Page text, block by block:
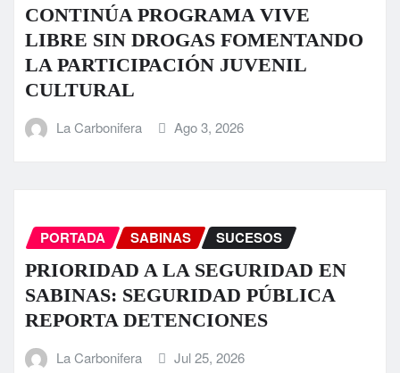
CONTINÚA PROGRAMA VIVE
LIBRE SIN DROGAS FOMENTANDO
LA PARTICIPACIÓN JUVENIL
CULTURAL
La Carbonifera Ago 3, 2026
PORTADA SABINAS SUCESOS
PRIORIDAD A LA SEGURIDAD EN
SABINAS: SEGURIDAD PÚBLICA
REPORTA DETENCIONES
La Carbonifera Jul 25, 2026